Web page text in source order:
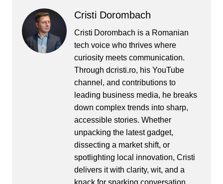
Cristi Dorombach
Cristi Dorombach is a Romanian
tech voice who thrives where
curiosity meets communication.
Through dcristi.ro, his YouTube
channel, and contributions to
leading business media, he breaks
down complex trends into sharp,
accessible stories. Whether
unpacking the latest gadget,
dissecting a market shift, or
spotlighting local innovation, Cristi
delivers it with clarity, wit, and a
knack for sparking conversation.